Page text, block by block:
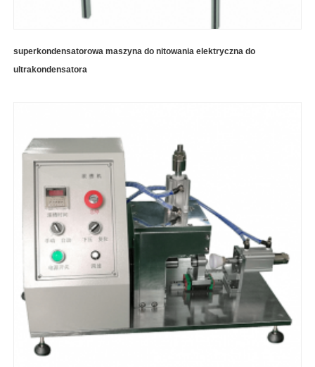
superkondensatorowa maszyna do nitowania elektryczna do
ultrakondensatora